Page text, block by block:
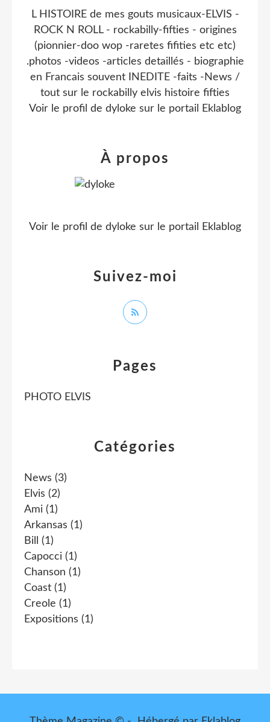
Catégories
News (3)
Elvis (2)
Ami (1)
Arkansas (1)
Bill
(1)
Capocci (1)
Chanson (1)
Coast (1)
Creole (1)
Expositions (1)
Pages
PHOTO ELVIS
L HISTOIRE de mes gouts musicaux-ELVIS -
ROCK N ROLL - rockabilly-fifties - origines
(pionnier-doo wop -raretes fifities etc etc)
.photos -videos -articles detaillés - biographie
en Francais souvent INEDITE -faits -News /
tout sur le rockabilly elvis histoire fifties
Voir le profil de dyloke sur le portail Eklablog
Suivez-moi
À propos
Voir le profil de dyloke sur le portail Eklablog